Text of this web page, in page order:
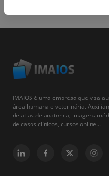
IMAIOS é uma empresa que visa
área humana e veterinária.
de atlas de anatomia, imagens
de casos clínicos, cursos online...